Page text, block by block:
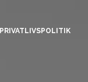
PRIVATLIVSPOLITIK